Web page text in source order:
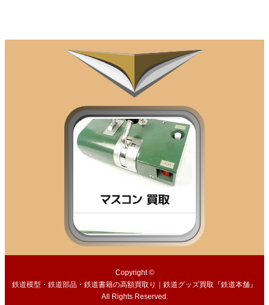
Copyright ©
鉄道模型・鉄道部品・鉄道書籍の高額買取り｜鉄道グッズ買取『鉄道本舗』
All Rights Reserved.